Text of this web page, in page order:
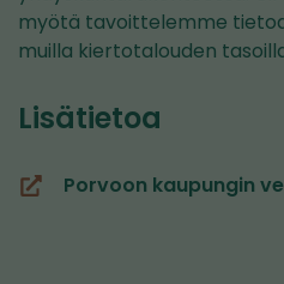
myötä tavoittelemme
muilla kiertotalouden
Lisätietoa
Porvoon kaupungin
(avautuu